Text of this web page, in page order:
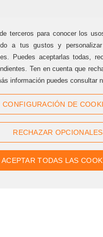
a 17:00h
terceros para conocer los
a tus gustos y
Puedes aceptarlas todas,
Ten en cuenta que
información puedes consultar
CONFIGURACIÓN DE
RECHAZAR OPCIONALES
ACEPTAR TODAS LAS